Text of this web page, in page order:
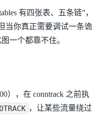
有四张表、五条链”，
当你真正需要调试一条诡
一个都靠不住。
，在 conntrack 之前执
，让某些流量绕过